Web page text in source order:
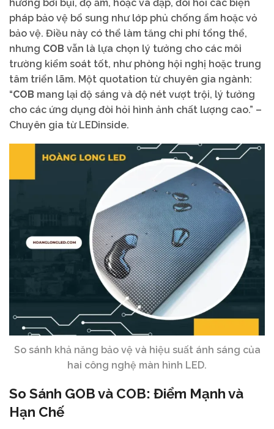
hưởng bởi bụi, độ ẩm, hoặc va đập, đòi hỏi các biện
pháp bảo vệ bổ sung như lớp phủ chống ẩm hoặc vỏ
bảo vệ. Điều này có thể làm tăng chi phí tổng thể,
nhưng COB vẫn là lựa chọn lý tưởng cho các môi
trường kiểm soát tốt, như phòng hội nghị hoặc trung
tâm triển lãm. Một quotation từ chuyên gia ngành:
“COB mang lại độ sáng và độ nét vượt trội, lý tưởng
cho các ứng dụng đòi hỏi hình ảnh chất lượng cao.” –
Chuyên gia từ LEDinside.
So sánh khả năng bảo vệ và hiệu suất ánh sáng của
hai công nghệ màn hình LED.
So Sánh GOBvà COB: Điểm Mạnh và
Hạn Chế